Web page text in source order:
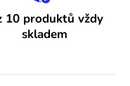
10 produktů vždy
skladem